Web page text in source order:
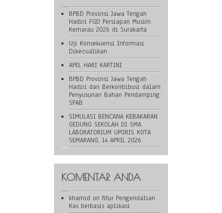
BPBD Provinsi Jawa Tengah
Hadiri FGD Persiapan Musim
Kemarau 2026 di Surakarta
Uji Konsekuensi Informasi
Dikecualikan
APEL HARI KARTINI
BPBD Provinsi Jawa Tengah
Hadiri dan Berkontribusi dalam
Penyusunan Bahan Pendamping
SPAB
SIMULASI BENCANA KEBAKARAN
GEDUNG SEKOLAH DI SMA
LABORATORIUM UPGRIS KOTA
SEMARANG, 14 APRIL 2026
KOMENTAR ANDA
khamid on fitur Pengendalian
Kas berbasis aplikasi